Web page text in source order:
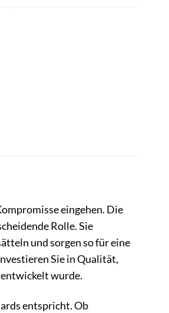
eingehen. Die
Rolle. Sie
und sorgen so für eine
Sie in Qualität,
wurde.
entspricht. Ob